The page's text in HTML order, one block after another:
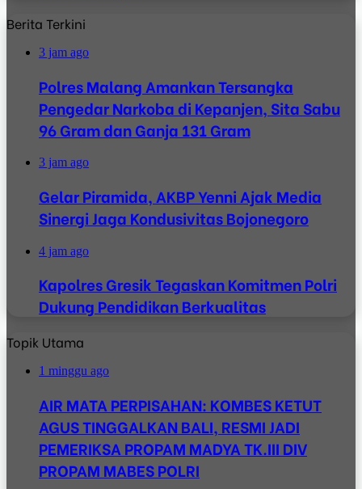
Berita Terkini
3 jam ago
Polres Malang Amankan Tersangka
Pengedar Narkoba di Kepanjen, Sita Sabu
96 Gram dan Ganja 131 Gram
3 jam ago
Gelar Piramida, AKBP Yenni Ajak Media
Sinergi Jaga Kondusivitas Bojonegoro
4 jam ago
Kapolres Gresik Tegaskan Komitmen Polri
Dukung Pendidikan Berkualitas
Topik Utama
1 minggu ago
AIR MATA PERPISAHAN: KOMBES KETUT
AGUS TINGGALKAN BALI, RESMI JADI
PEMERIKSA PROPAM MADYA TK.III DIV
PROPAM MABES POLRI